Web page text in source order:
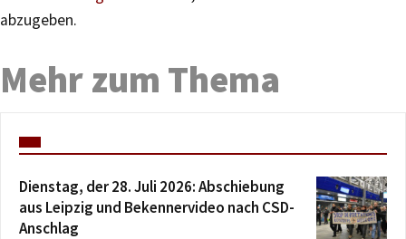
abzugeben.
Mehr zum Thema
Dienstag, der 28. Juli 2026: Abschiebung
aus Leipzig und Bekennervideo nach CSD-
Anschlag